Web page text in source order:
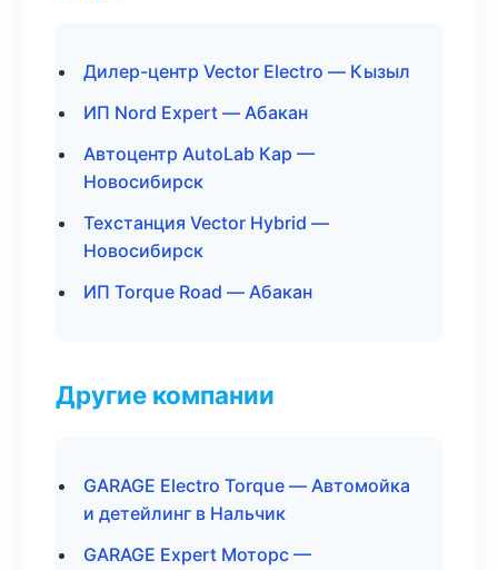
Дилер-центр Vector Electro — Кызыл
ИП Nord Expert — Абакан
Автоцентр AutoLab Кар —
Новосибирск
Техстанция Vector Hybrid —
Новосибирск
ИП Torque Road — Абакан
Другие компании
GARAGE Electro Torque — Автомойка
и детейлинг в Нальчик
GARAGE Expert Моторс —